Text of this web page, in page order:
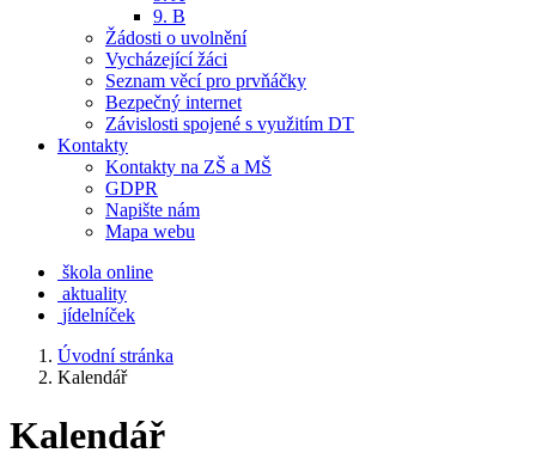
9. B
Žádosti o uvolnění
Vycházející žáci
Seznam věcí pro prvňáčky
Bezpečný internet
Závislosti spojené s využitím DT
Kontakty
Kontakty na ZŠ a MŠ
GDPR
Napište nám
Mapa webu
škola online
aktuality
jídelníček
Úvodní stránka
Kalendář
Kalendář